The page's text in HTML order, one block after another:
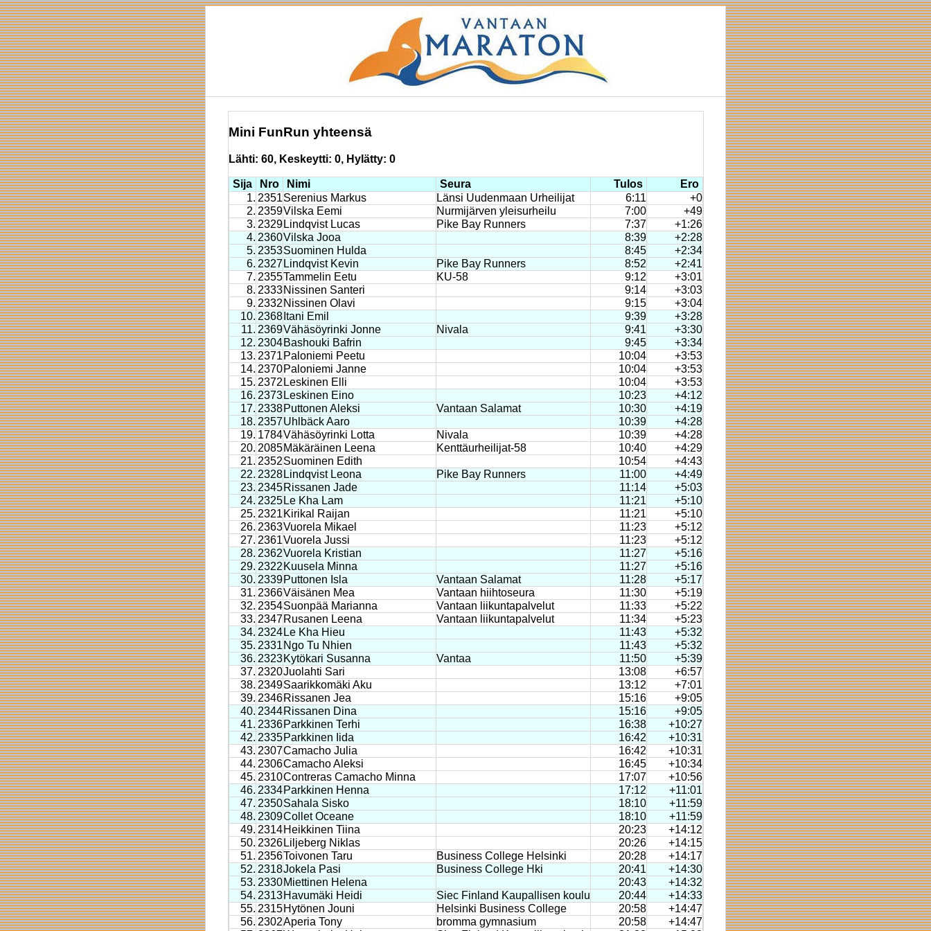
Mini FunRun yhteensä
Lähti: 60, Keskeytti: 0, Hylätty: 0
Sija Nro Nimi Seura Tulos
Ero
1. 2351Serenius Markus Länsi Uudenmaan Urheilijat 6:11
+0
2. 2359Vilska Eemi Nurmijärven yleisurheilu 7:00
+49
3. 2329 Lindqvist Lucas Pike Bay Runners 7:37
+1:26
4. 2360Vilska Jooa 8:39
+2:28
5. 2353Suominen Hulda 8:45
+2:34
6. 2327 Lindqvist Kevin Pike Bay Runners 8:52
+2:41
7. 2355Tammelin Eetu KU-58 9:12
+3:01
8. 2333 Nissinen Santeri 9:14
+3:03
9. 2332 Nissinen Olavi 9:15
+3:04
10. 2368 Itani Emil 9:39
+3:28
11. 2369Vähäsöyrinki Jonne Nivala 9:41
+3:30
12. 2304 Bashouki Bafrin 9:45
+3:34
13. 2371 Paloniemi Peetu 10:04
+3:53
14. 2370 Paloniemi Janne 10:04
+3:53
15. 2372 Leskinen Elli 10:04
+3:53
16. 2373 Leskinen Eino 10:23
+4:12
17. 2338 Puttonen Aleksi Vantaan Salamat 10:30
+4:19
18. 2357Uhlbäck Aaro 10:39
+4:28
19. 1784Vähäsöyrinki Lotta Nivala 10:39
+4:28
20. 2085 Mäkäräinen Leena Kenttäurheilijat-58 10:40
+4:29
21. 2352Suominen Edith 10:54
+4:43
22. 2328 Lindqvist Leona Pike Bay Runners 11:00
+4:49
23. 2345 Rissanen Jade 11:14
+5:03
24. 2325 Le Kha Lam 11:21
+5:10
25. 2321 Kirikal Raijan 11:21
+5:10
26. 2363Vuorela Mikael 11:23
+5:12
27. 2361Vuorela Jussi 11:23
+5:12
28. 2362Vuorela Kristian 11:27
+5:16
29. 2322 Kuusela Minna 11:27
+5:16
30. 2339 Puttonen Isla Vantaan Salamat 11:28
+5:17
31. 2366Väisänen Mea Vantaan hiihtoseura 11:30
+5:19
32. 2354Suonpää Marianna Vantaan liikuntapalvelut 11:33
+5:22
33. 2347 Rusanen Leena Vantaan liikuntapalvelut 11:34
+5:23
34. 2324 Le Kha Hieu 11:43
+5:32
35. 2331 Ngo Tu Nhien 11:43
+5:32
36. 2323 Kytökari Susanna Vantaa 11:50
+5:39
37. 2320Juolahti Sari 13:08
+6:57
38. 2349Saarikkomäki Aku 13:12
+7:01
39. 2346 Rissanen Jea 15:16
+9:05
40. 2344 Rissanen Dina 15:16
+9:05
41. 2336 Parkkinen Terhi 16:38
+10:27
42. 2335 Parkkinen Iida 16:42
+10:31
43. 2307Camacho Julia 16:42
+10:31
44. 2306Camacho Aleksi 16:45
+10:34
45. 2310Contreras Camacho Minna 17:07
+10:56
46. 2334 Parkkinen Henna 17:12
+11:01
47. 2350Sahala Sisko 18:10
+11:59
48. 2309Collet Oceane 18:10
+11:59
49. 2314 Heikkinen Tiina 20:23
+14:12
50. 2326 Liljeberg Niklas 20:26
+14:15
51. 2356Toivonen Taru Business College Helsinki 20:28
+14:17
52. 2318Jokela Pasi Business College Hki 20:41
+14:30
53. 2330 Miettinen Helena 20:43
+14:32
54. 2313 Havumäki Heidi Siec Finland Kaupallisen koulu 20:44
+14:33
55. 2315 Hytönen Jouni Helsinki Business College 20:58
+14:47
56. 2302Aperia Tony bromma gymnasium 20:58
+14:47